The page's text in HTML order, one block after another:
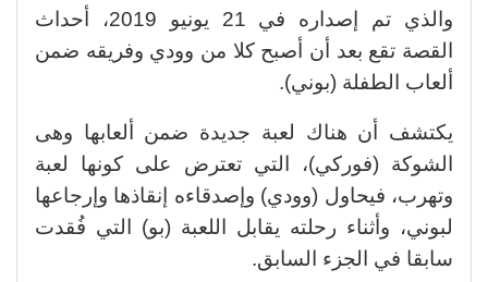
والذي تم إصداره في 21 يونيو 2019، أحداث
القصة تقع بعد أن أصبح كلا من وودي وفريقه ضمن
ألعاب الطفلة (بوني).
يكتشف أن هناك لعبة جديدة ضمن ألعابها وهى
الشوكة (فوركي)، التي تعترض على كونها لعبة
وتهرب، فيحاول (وودي) وإصدقاءه إنقاذها وإرجاعها
لبوني، وأثناء رحلته يقابل اللعبة (بو) التي فُقدت
سابقا في الجزء السابق.